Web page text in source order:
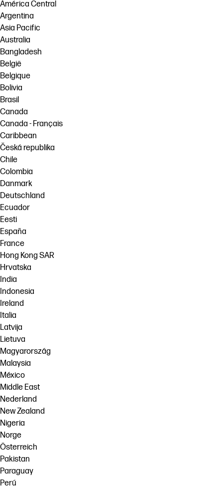
Solutions de flux de travail
Dévelopement durable
América Central
Argentina
Asia Pacific
Australia
Bangladesh
België
Belgique
Bolivia
Brasil
Canada
Canada - Français
Caribbean
Česká republika
Chile
Colombia
Danmark
Deutschland
Ecuador
Eesti
España
France
Hong Kong SAR
Hrvatska
India
Indonesia
Ireland
Italia
Latvija
Lietuva
Magyarország
Malaysia
México
Middle East
Nederland
New Zealand
Nigeria
Norge
Österreich
Pakistan
Paraguay
Perú